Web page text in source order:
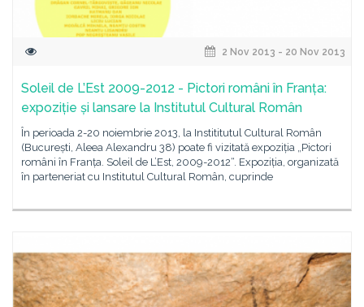
2 Nov 2013 - 20 Nov 2013
Soleil de L’Est 2009-2012 - Pictori români în Franța:
expoziție și lansare la Institutul Cultural Român
În perioada 2-20 noiembrie 2013, la Instititutul Cultural Român
(București, Aleea Alexandru 38) poate fi vizitată expoziția „Pictori
români în Franța. Soleil de L’Est, 2009-2012“. Expoziția, organizată
în parteneriat cu Institutul Cultural Român, cuprinde